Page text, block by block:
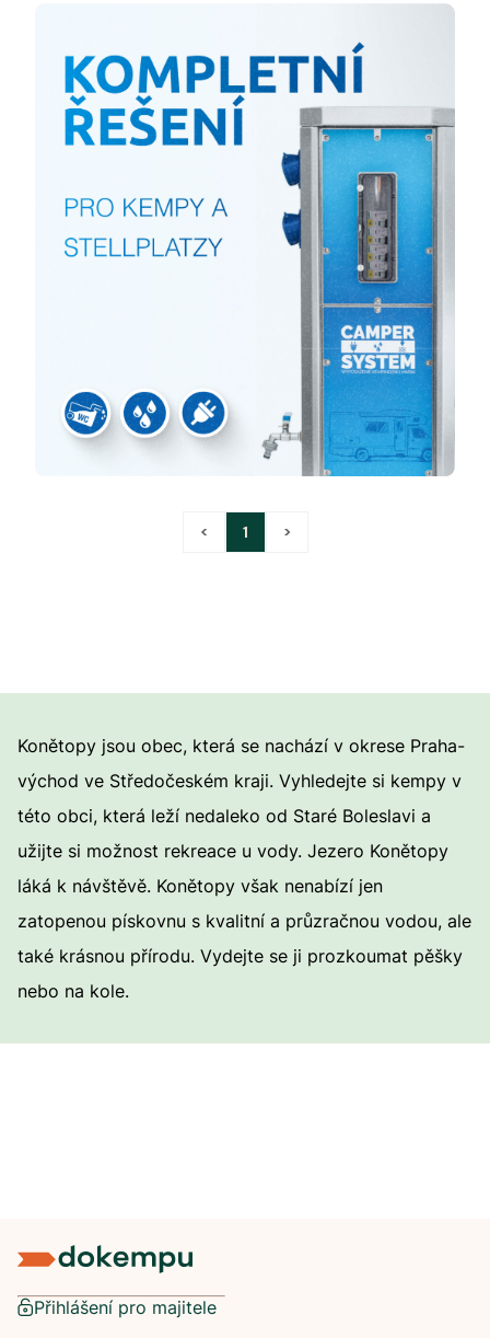
< 1 >
Konětopy jsou obec, která se nachází v okrese Praha-
východ ve Středočeském kraji. Vyhledejte si kempy v
této obci, která leží nedaleko od Staré Boleslavi a
užijte si možnost rekreace u vody. Jezero Konětopy
láká k návštěvě. Konětopy však nenabízí jen
zatopenou pískovnu s kvalitní a průzračnou vodou, ale
také krásnou přírodu. Vydejte se ji prozkoumat pěšky
nebo na kole.
Přihlášení pro majitele